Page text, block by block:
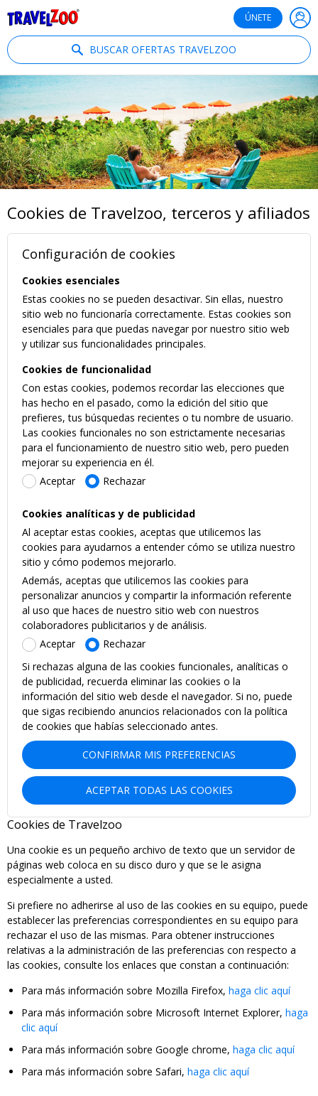
ÚNETE
BUSCAR OFERTAS TRAVELZOO
Cookies de Travelzoo, terceros y afiliados
Configuración de cookies
Cookies esenciales
Estas cookies no se pueden desactivar. Sin ellas, nuestro
sitio web no funcionaría correctamente. Estas cookies son
esenciales para que puedas navegar por nuestro sitio web
y utilizar sus funcionalidades principales.
Cookies de funcionalidad
Con estas cookies, podemos recordar las elecciones que
has hecho en el pasado, como la edición del sitio que
prefieres, tus búsquedas recientes o tu nombre de usuario.
Las cookies funcionales no son estrictamente necesarias
para el funcionamiento de nuestro sitio web, pero pueden
mejorar su experiencia en él.
Aceptar
Rechazar
Cookies analíticas y de publicidad
Al aceptar estas cookies, aceptas que utilicemos las
cookies para ayudarnos a entender cómo se utiliza nuestro
sitio y cómo podemos mejorarlo.
Además, aceptas que utilicemos las cookies para
personalizar anuncios y compartir la información referente
al uso que haces de nuestro sitio web con nuestros
colaboradores publicitarios y de análisis.
Aceptar
Rechazar
Si rechazas alguna de las cookies funcionales, analíticas o
de publicidad, recuerda eliminar las cookies o la
información del sitio web desde el navegador. Si no, puede
que sigas recibiendo anuncios relacionados con la política
de cookies que habías seleccionado antes.
CONFIRMAR MIS PREFERENCIAS
ACEPTAR TODAS LAS COOKIES
Cookies de Travelzoo
Una cookie es un pequeño archivo de texto que un servidor de
páginas web coloca en su disco duro y que se le asigna
especialmente a usted.
Si prefiere no adherirse al uso de las cookies en su equipo, puede
establecer las preferencias correspondientes en su equipo para
rechazar el uso de las mismas. Para obtener instrucciones
relativas a la administración de las preferencias con respecto a
las cookies, consulte los enlaces que constan a continuación:
Para más información sobre Mozilla Firefox, haga clic aquí
Para más información sobre Microsoft Internet Explorer, haga
clic aquí
Para más información sobre Google chrome, haga clic aquí
Para más información sobre Safari, haga clic aquí